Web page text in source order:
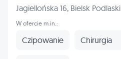
Jagiellońska 16, Bielsk Podlaski
W ofercie m.in.:
Czipowanie Chirurgia